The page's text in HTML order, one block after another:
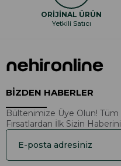
ORİJİNAL ÜRÜN
Yetkili Satıcı
BİZDEN HABERLER
Bültenimize Üye Olun!
Fırsatlardan İlk Sizin